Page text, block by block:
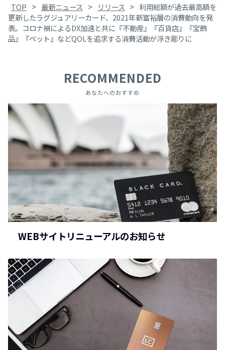
TOP > 最新ニュース > リリース > 利用総額が過去最高額を
更新したラグジュアリーカード、2021年新富裕層の消費動向を発
表。コロナ禍によるDX加速と共に『不動産』『百貨店』『宝飾
品』『ペット』などQOLを追求する消費活動が浮き彫りに
RECOMMENDED
あなたへのおすすめ
WEBサイトリニューアルのお知らせ